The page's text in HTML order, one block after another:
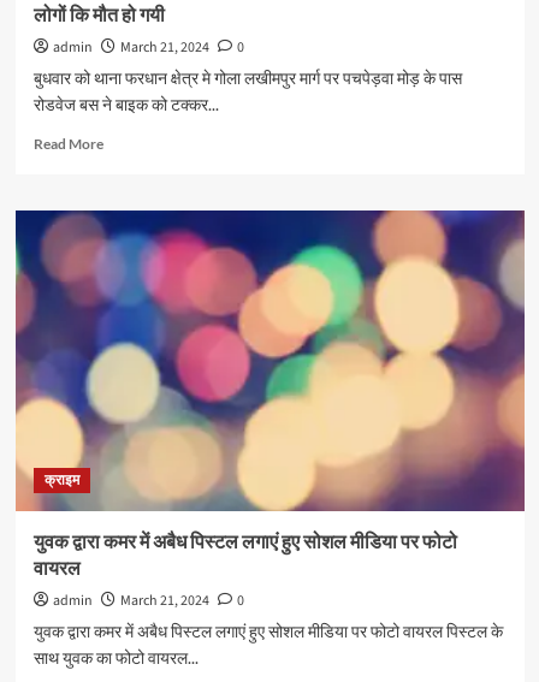
लोगों कि मौत हो गयी
admin March 21, 2024
0
बुधवार को थाना फरधान क्षेत्र मे गोला लखीमपुर मार्ग पर पचपेड़वा मोड़ के पास
रोडवेज बस ने बाइक को टक्कर...
Read MoreRead
पचपेड़वा
मोड़
रोडवेज
ने
टक्कर
मार
कि
हो
क्राइम
युवक द्वारा कमर में अबैध पिस्टल लगाएं हुए सोशल मीडिया पर फोटो
वायरल
admin March 21, 2024
0
युवक द्वारा कमर में अबैध पिस्टल लगाएं हुए सोशल मीडिया पर फोटो वायरल पिस्टल के
साथ युवक का फोटो वायरल...